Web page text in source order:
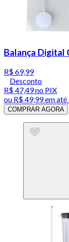
Balança Digital
R$ 69,99
Desconto
R$ 47,49no PIX
ou R$ 49,99em até
COMPRAR AGORA